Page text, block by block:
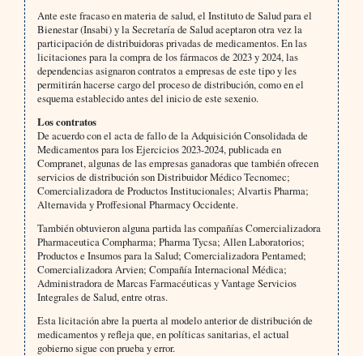
Ante este fracaso en materia de salud, el Instituto de Salud para el
Bienestar (Insabi) y la Secretaría de Salud aceptaron otra vez la
participación de distribuidoras privadas de medicamentos. En las
licitaciones para la compra de los fármacos de 2023 y 2024, las
dependencias asignaron contratos a empresas de este tipo y les
permitirán hacerse cargo del proceso de distribución, como en el
esquema establecido antes del inicio de este sexenio.
Los contratos
De acuerdo con el acta de fallo de la Adquisición Consolidada de
Medicamentos para los Ejercicios 2023-2024, publicada en
Compranet, algunas de las empresas ganadoras que también ofrecen
servicios de distribución son Distribuidor Médico Tecnomec;
Comercializadora de Productos Institucionales; Alvartis Pharma;
Alternavida y Proffesional Pharmacy Occidente.
También obtuvieron alguna partida las compañías Comercializadora
Pharmaceutica Compharma; Pharma Tycsa; Allen Laboratorios;
Productos e Insumos para la Salud; Comercializadora Pentamed;
Comercializadora Arvien; Compañía Internacional Médica;
Administradora de Marcas Farmacéuticas y Vantage Servicios
Integrales de Salud, entre otras.
Esta licitación abre la puerta al modelo anterior de distribución de
medicamentos y refleja que, en políticas sanitarias, el actual
gobierno sigue con prueba y error.